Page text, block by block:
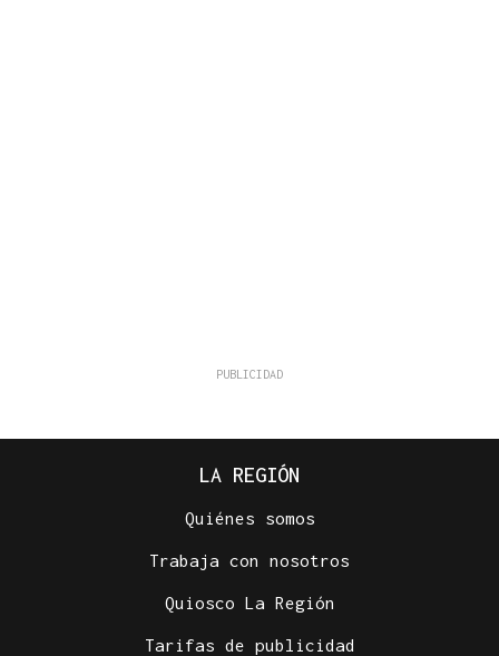
LA REGIÓN
Quiénes somos
Trabaja con nosotros
Quiosco La Región
Tarifas de publicidad